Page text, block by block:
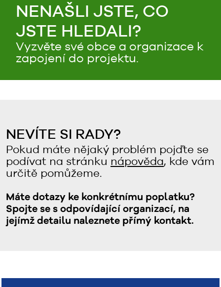
NENAŠLI JSTE, CO
JSTE HLEDALI?
Vyzvěte své obce a organizace k
zapojení do projektu.
NEVÍTE SI RADY?
Pokud máte nějaký problém pojďte se
podívat na stránku nápověda, kde vám
určitě pomůžeme.
Máte dotazy ke konkrétnímu poplatku?
Spojte se s odpovídající organizací, na
jejímž detailu naleznete přímý kontakt.